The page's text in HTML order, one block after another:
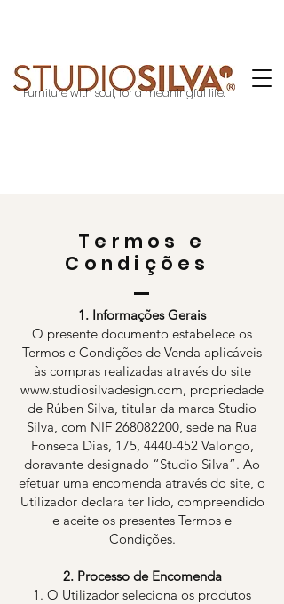
Furniture with soul, for a meaningful life.
Termos e
Condições
1. Informações Gerais
O presente documento estabelece os
Termos e Condições de Venda aplicáveis
às compras realizadas através do site
www.studiosilvadesign.com, propriedade
de Rúben Silva, titular da marca Studio
Silva, com NIF 268082200, sede na Rua
Fonseca Dias, 175, 4440-452Valongo,
doravante designado “Studio Silva”. Ao
efetuar uma encomenda através do site, o
Utilizador declara ter lido, compreendido
e aceite os presentes Termos e
Condições.
2. Processo de Encomenda
1. O Utilizador seleciona os produtos